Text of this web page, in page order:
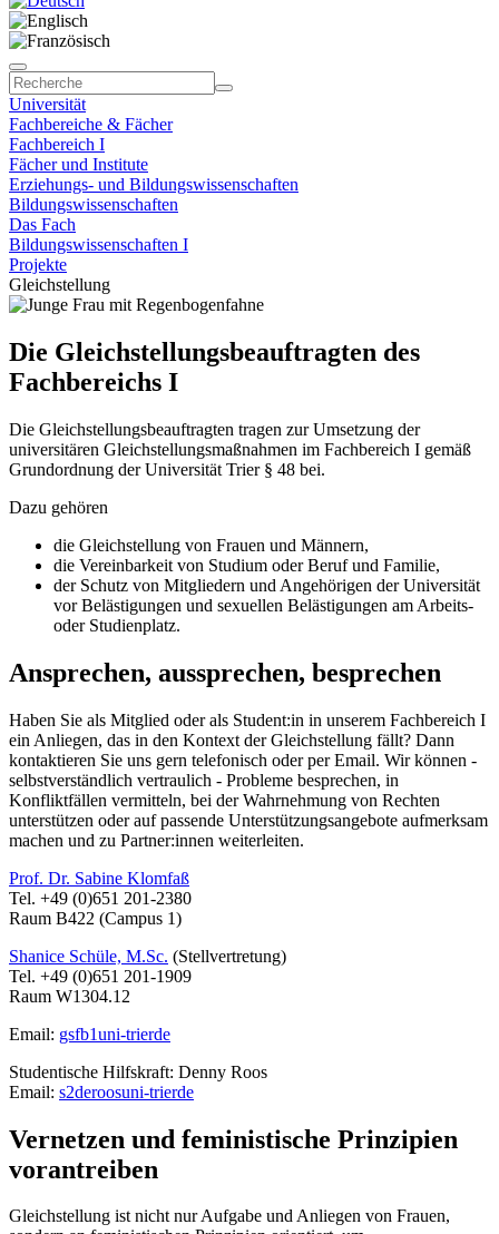
Universität
Fachbereiche & Fächer
Fachbereich I
Fächer und Institute
Erziehungs- und Bildungswissenschaften
Bildungswissenschaften
Das Fach
Bildungswissenschaften I
Projekte
Gleichstellung
Die Gleichstellungsbeauftragten des
Fachbereichs I
Die Gleichstellungsbeauftragten tragen zur Umsetzung der
universitären Gleichstellungsmaßnahmen im Fachbereich I gemäß
Grundordnung der Universität Trier § 48 bei.
Dazu gehören
die Gleichstellung von Frauen und Männern,
die Vereinbarkeit von Studium oder Beruf und Familie,
der Schutz von Mitgliedern und Angehörigen der Universität
vor Belästigungen und sexuellen Belästigungen am Arbeits-
oder Studienplatz.
Ansprechen, aussprechen, besprechen
Haben Sie als Mitglied oder als Student:in in unserem Fachbereich I
ein Anliegen, das in den Kontext der Gleichstellung fällt? Dann
kontaktieren Sie uns gern telefonisch oder per Email. Wir können -
selbstverständlich vertraulich - Probleme besprechen, in
Konfliktfällen vermitteln, bei der Wahrnehmung von Rechten
unterstützen oder auf passende Unterstützungsangebote aufmerksam
machen und zu Partner:innen weiterleiten.
Prof. Dr. Sabine Klomfaß
Tel. +49 (0)651 201-2380
Raum B422 (Campus 1)
Shanice Schüle, M.Sc. (Stellvertretung)
Tel. +49 (0)651 201-1909
Raum W1304.12
Email: gsfb1uni-trierde
Studentische Hilfskraft: Denny Roos
Email: s2deroosuni-trierde
Vernetzen und feministische Prinzipien
vorantreiben
Gleichstellung ist nicht nur Aufgabe und Anliegen von Frauen,